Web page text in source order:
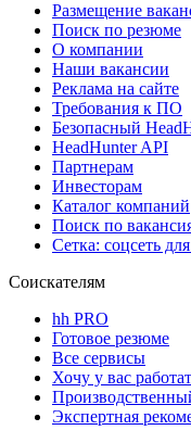
Размещение
Поиск по резюме
О компании
Наши вакансии
Реклама на сайте
Требования к ПО
Безопасный
HeadHunter API
Партнерам
Инвесторам
Каталог компаний
Поиск по
Сетка: соцсеть
Соискателям
hh PRO
Готовое резюме
Все сервисы
Хочу у вас
Экспертная